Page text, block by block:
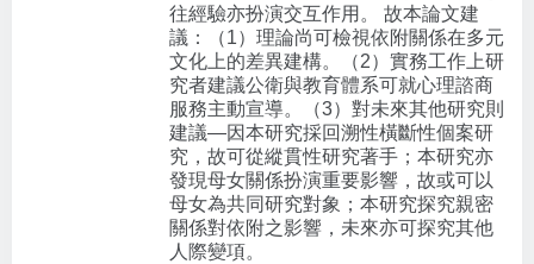
往經驗亦扮演交互作用。 故本論文建
議：（1）理論尚可檢視依附關係在多元
文化上的差異建構。（2）實務工作上研
究者建議公衛與教育體系可就心理諮商
服務主動宣導。（3）對未來其他研究則
建議—因本研究採回溯性橫斷性個案研
究，故可從縱貫性研究著手；本研究亦
發現母女關係扮演重要影響，故或可以
母女為共同研究對象；本研究探究親密
關係對依附之影響，未來亦可探究其他
人際變項。